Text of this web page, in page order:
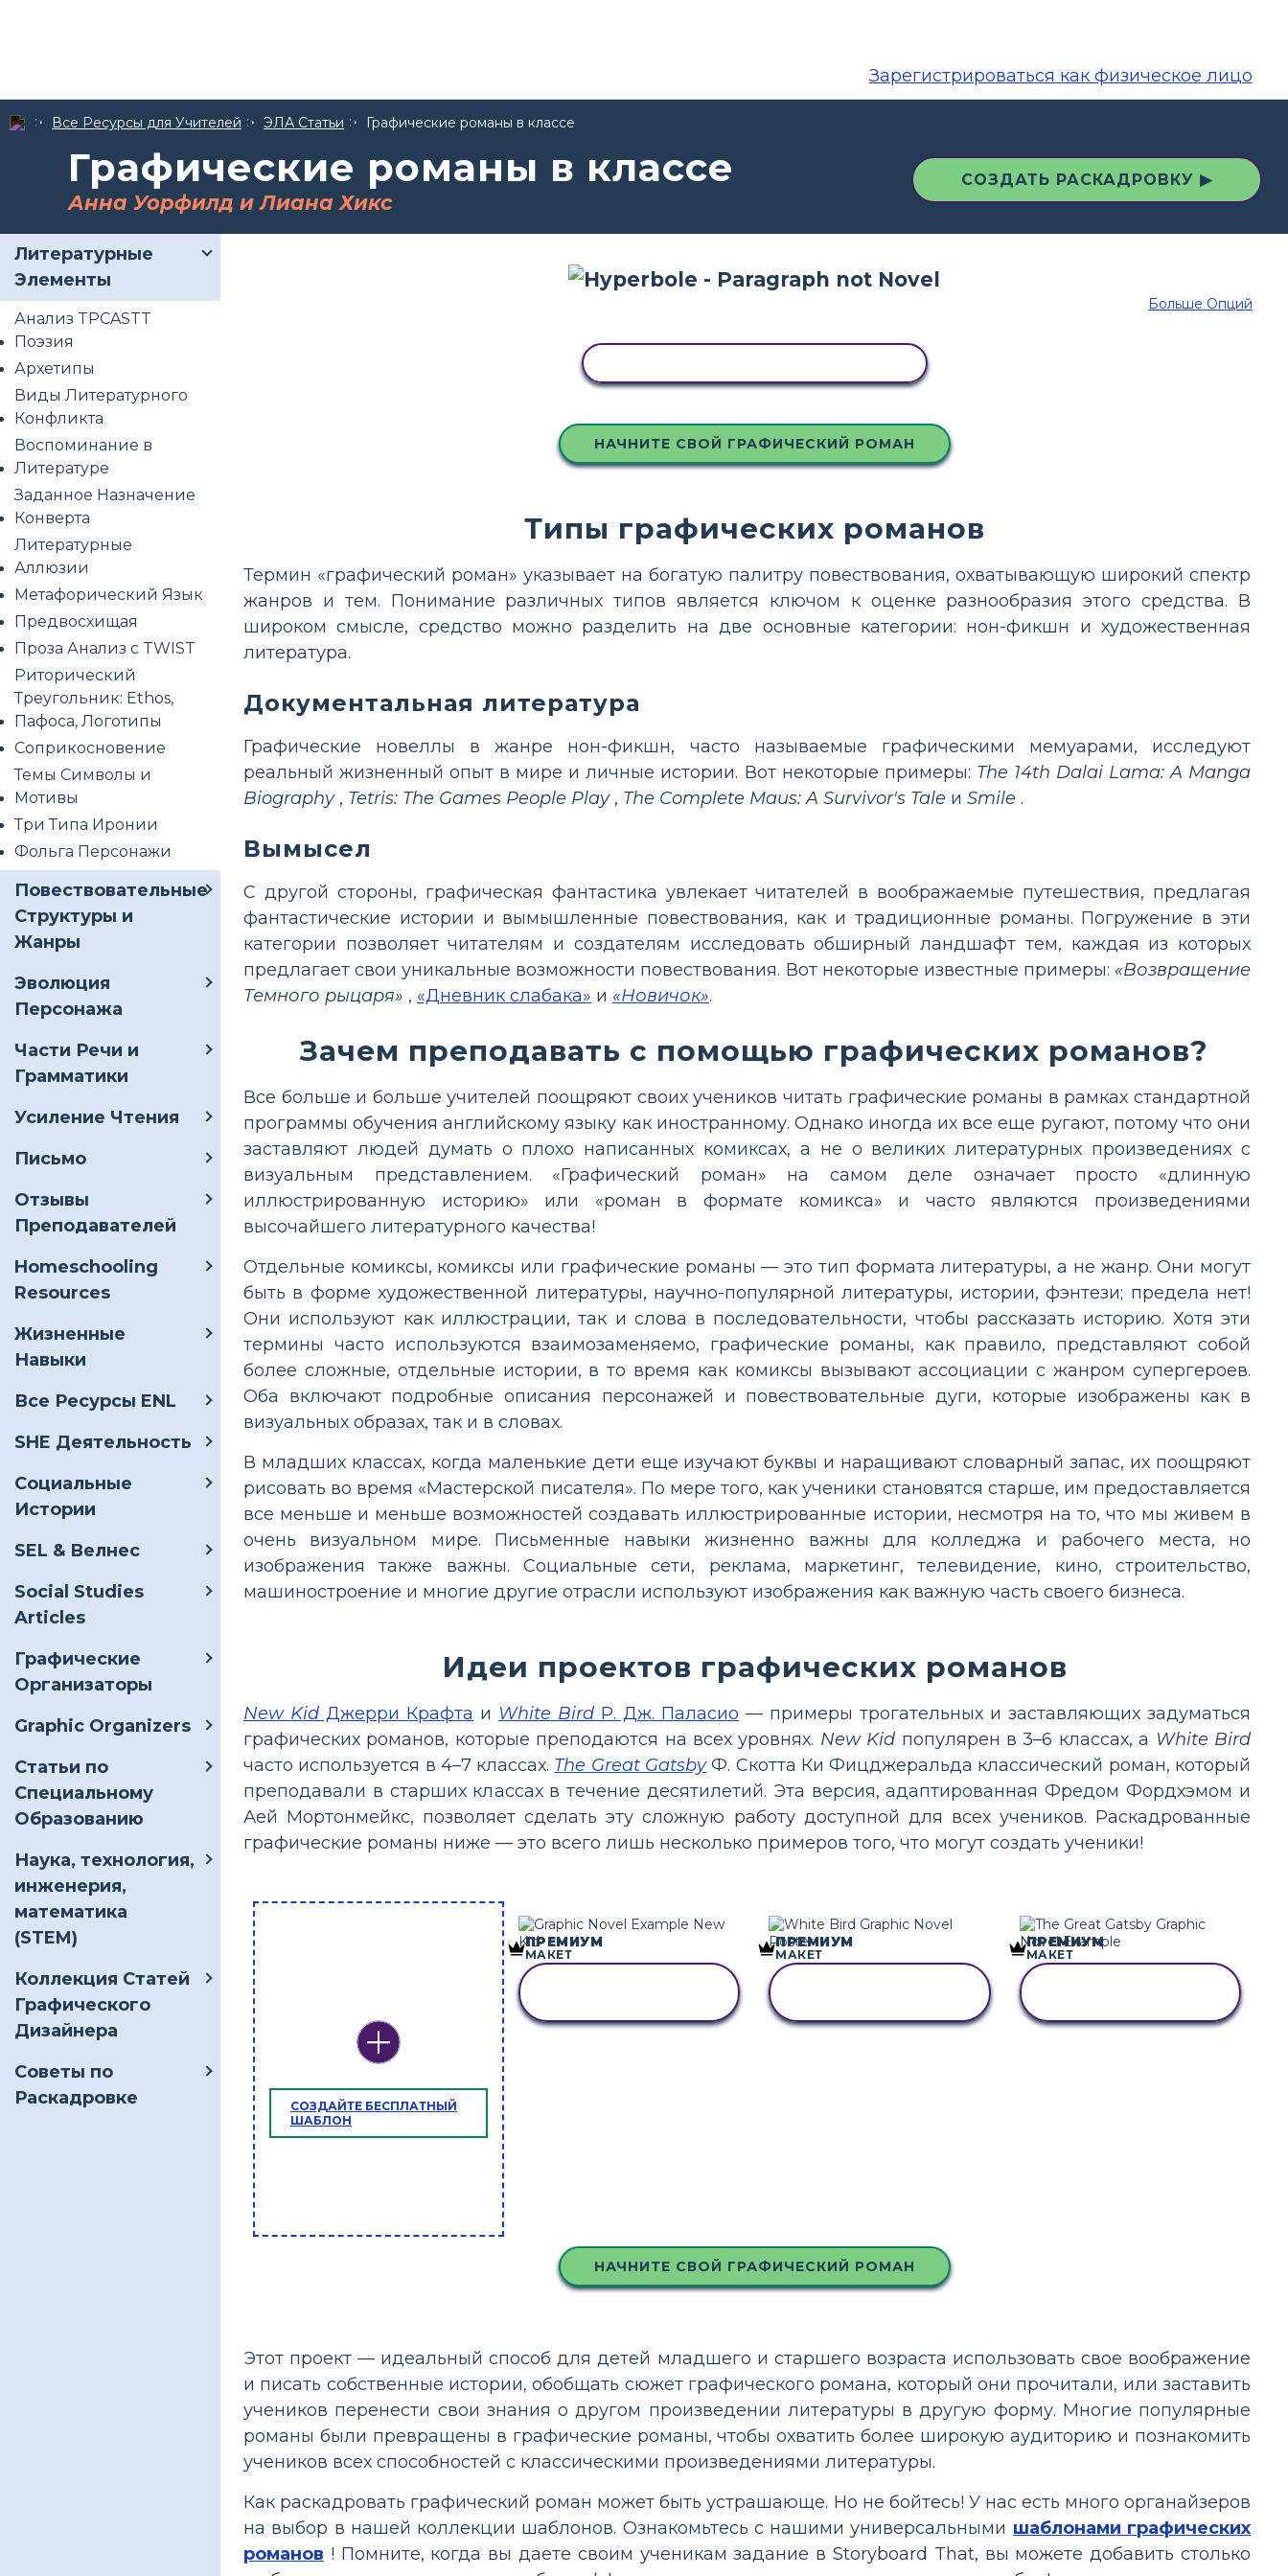
Зарегистрироваться как физическое лицо
Все Ресурсы для Учителей ЭЛА Статьи Графические романы в классе
Графические романы в классе
Анна Уорфилд и Лиана Хикс
СОЗДАТЬ РАСКАДРОВКУ ▶
Литературные
Элементы
Анализ TPCASTT
Поэзия
Архетипы
Виды Литературного
Конфликта
Воспоминание в
Литературе
Заданное Назначение
Конверта
Литературные
Аллюзии
Метафорический Язык
Предвосхищая
Проза Анализ с TWIST
Риторический
Треугольник: Ethos,
Пафоса, Логотипы
Соприкосновение
Темы Символы и
Мотивы
Три Типа Иронии
Фольга Персонажи
Повествовательные
Структуры и
Жанры
Эволюция
Персонажа
Части Речи и
Грамматики
Усиление Чтения
Письмо
Отзывы
Преподавателей
Homeschooling
Resources
Жизненные
Навыки
Все Ресурсы ENL
SHE Деятельность
Социальные
Истории
SEL & Велнес
Social Studies
Articles
Графические
Организаторы
Graphic Organizers
Статьи по
Специальному
Образованию
Наука, технология,
инженерия,
математика
(STEM)
Коллекция Статей
Графического
Дизайнера
Советы по
Раскадровке
Больше Опций
НАЧНИТЕ СВОЙ ГРАФИЧЕСКИЙ РОМАН
Типы графических романов
Термин «графический роман» указывает на богатую палитру повествования, охватывающую широкий спектр
жанров и тем. Понимание различных типов является ключом к оценке разнообразия этого средства. В
широком смысле, средство можно разделить на две основные категории: нон-фикшн и художественная
литература.
Документальная литература
Графические новеллы в жанре нон-фикшн, часто называемые графическими мемуарами, исследуют
реальный жизненный опыт в мире и личные истории. Вот некоторые примеры: The 14th Dalai Lama: A Manga
Biography, Tetris: The Games People Play, The Complete Maus: A Survivor's Tale и Smile .
Вымысел
С другой стороны, графическая фантастика увлекает читателей в воображаемые путешествия, предлагая
фантастические истории и вымышленные повествования, как и традиционные романы. Погружение в эти
категории позволяет читателям и создателям исследовать обширный ландшафт тем, каждая из которых
предлагает свои уникальные возможности повествования. Вот некоторые известные примеры: «Возвращение
Темного рыцаря» , «Дневник слабака» и «Новичок».
Зачем преподавать с помощью графических романов?
Все больше и больше учителей поощряют своих учеников читать графические романы в рамках стандартной
программы обучения английскому языку как иностранному. Однако иногда их все еще ругают, потому что они
заставляют людей думать о плохо написанных комиксах, а не о великих литературных произведениях с
визуальным представлением. «Графический роман» на самом деле означает просто «длинную
иллюстрированную историю» или «роман в формате комикса» и часто являются произведениями
высочайшего литературного качества!
Отдельные комиксы, комиксы или графические романы — это тип формата литературы, а не жанр. Они могут
быть в форме художественной литературы, научно-популярной литературы, истории, фэнтези; предела нет!
Они используют как иллюстрации, так и слова в последовательности, чтобы рассказать историю. Хотя эти
термины часто используются взаимозаменяемо, графические романы, как правило, представляют собой
более сложные, отдельные истории, в то время как комиксы вызывают ассоциации с жанром супергероев.
Оба включают подробные описания персонажей и повествовательные дуги, которые изображены как в
визуальных образах, так и в словах.
В младших классах, когда маленькие дети еще изучают буквы и наращивают словарный запас, их поощряют
рисовать во время «Мастерской писателя». По мере того, как ученики становятся старше, им предоставляется
все меньше и меньше возможностей создавать иллюстрированные истории, несмотря на то, что мы живем в
очень визуальном мире. Письменные навыки жизненно важны для колледжа и рабочего места, но
изображения также важны. Социальные сети, реклама, маркетинг, телевидение, кино, строительство,
машиностроение и многие другие отрасли используют изображения как важную часть своего бизнеса.
Идеи проектов графических романов
New Kid Джерри Крафта и White Bird Р. Дж. Паласио — примеры трогательных и заставляющих задуматься
графических романов, которые преподаются на всех уровнях. New Kid популярен в 3–6 классах, а White Bird
часто используется в 4–7 классах. The Great GatsbyФ. Скотта Ки Фицджеральда классический роман, который
преподавали в старших классах в течение десятилетий. Эта версия, адаптированная Фредом Фордхэмом и
Аей Мортонмейкс, позволяет сделать эту сложную работу доступной для всех учеников. Раскадрованные
графические романы ниже — это всего лишь несколько примеров того, что могут создать ученики!
СОЗДАЙТЕ БЕСПЛАТНЫЙ
ШАБЛОН
ПРЕМИУМ
МАКЕТ
ПРЕМИУМ
МАКЕТ
ПРЕМИУМ
МАКЕТ
НАЧНИТЕ СВОЙ ГРАФИЧЕСКИЙ РОМАН
Этот проект — идеальный способ для детей младшего и старшего возраста использовать свое воображение
и писать собственные истории, обобщать сюжет графического романа, который они прочитали, или заставить
учеников перенести свои знания о другом произведении литературы в другую форму. Многие популярные
романы были превращены в графические романы, чтобы охватить более широкую аудиторию и познакомить
учеников всех способностей с классическими произведениями литературы.
Как раскадровать графический роман может быть устрашающе. Но не бойтесь! У нас есть много органайзеров
на выбор в нашей коллекции шаблонов. Ознакомьтесь с нашими универсальными шаблонами графических
романов ! Помните, когда вы даете своим ученикам задание в Storyboard That, вы можете добавить столько